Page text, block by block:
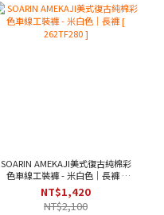
SOARIN AMEKAJI美式復古純棉彩
色車線工裝褲 - 米白色｜長褲 [
262TF280 ]
NT$1,420
NT$2,100